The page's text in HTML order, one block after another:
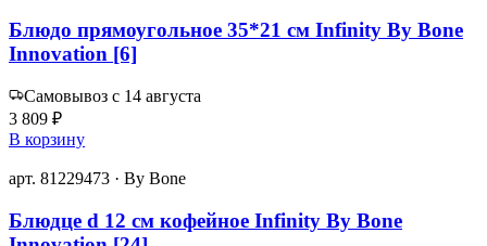
Блюдо прямоугольное 35*21 см Infinity By Bone
Innovation [6]
Самовывоз с 14 августа
3 809 ₽
В корзину
арт. 81229473 · By Bone
Блюдце d 12 см кофейное Infinity By Bone